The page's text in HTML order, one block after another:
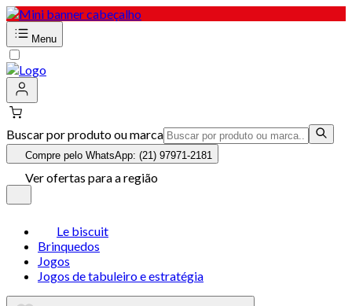
Menu
Buscar por produto ou marca
Compre pelo WhatsApp: (21) 97971-2181
Ver ofertas para a região
Le biscuit
Brinquedos
Jogos
Jogos de tabuleiro e estratégia